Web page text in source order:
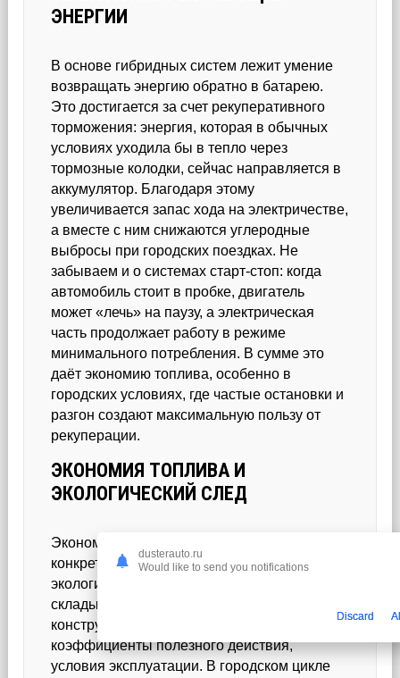
ЭНЕРГИИ
В основе гибридных систем лежит умение
возвращать энергию обратно в батарею.
Это достигается за счет рекуперативного
торможения: энергия, которая в обычных
условиях уходила бы в тепло через
тормозные колодки, сейчас направляется в
аккумулятор. Благодаря этому
увеличивается запас хода на электричестве,
а вместе с ним снижаются углеродные
выбросы при городских поездках. Не
забываем и о системах старт-стоп: когда
автомобиль стоит в пробке, двигатель
может «лечь» на паузу, а электрическая
часть продолжает работу в режиме
минимального потребления. В сумме это
даёт экономию топлива, особенно в
городских условиях, где частые остановки и
разгон создают максимальную пользу от
рекуперации.
ЭКОНОМИЯ ТОПЛИВА И
ЭКОЛОГИЧЕСКИЙ СЛЕД
Экономия топлива — не пустая фраза, а
конкретный показатель экономической и
экологической эффективности. Она
складывается из множества факторов:
конструктивные решения, вес системы,
коэффициенты полезного действия,
условия эксплуатации. В городском цикле
dusterauto.ru
Would like to send you notifications
Discard